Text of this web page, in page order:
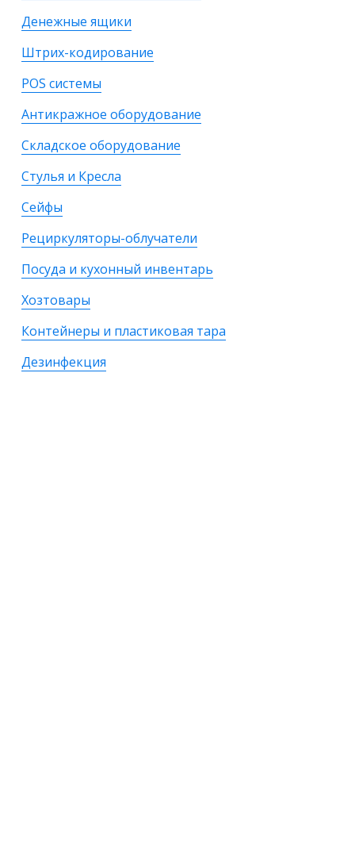
Денежные ящики
Штрих-кодирование
POS системы
Антикражное оборудование
Складское оборудование
Стулья и Кресла
Сейфы
Рециркуляторы-облучатели
Посуда и кухонный инвентарь
Хозтовары
Контейнеры и пластиковая тара
Дезинфекция